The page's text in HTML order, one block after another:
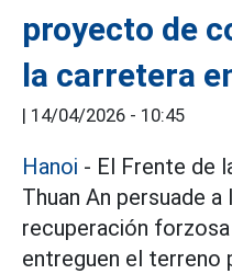
proyecto de
la carretera
| 14/04/2026 - 10:45
Hanoi - El Frente de
Thuan An persuade
recuperación
entreguen el terreno